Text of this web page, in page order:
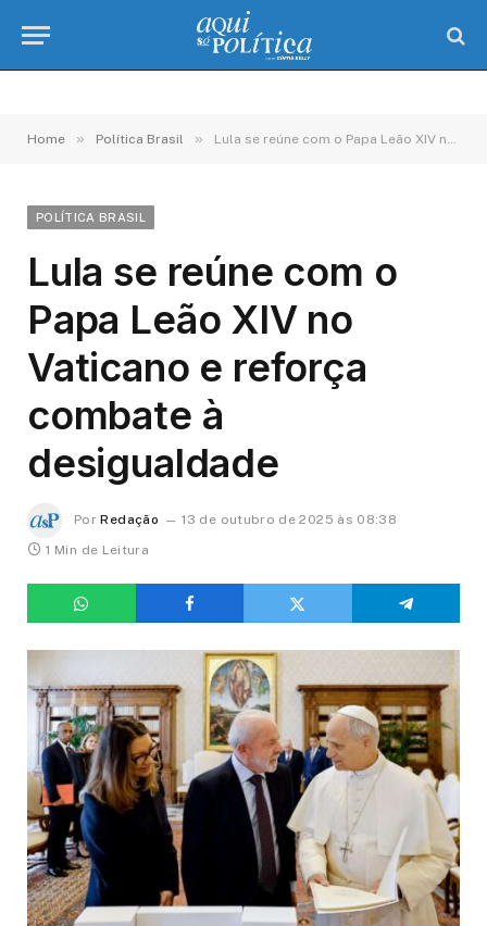
Home » Política Brasil » Lula se reúne com o Papa Leão XIV no Vaticano e reforça combate à desigualdade
POLÍTICA BRASIL
Lula se reúne com o
Papa Leão XIV no
Vaticano e reforça
combate à
desigualdade
Por Redação
13 de outubro de 2025 às 08:38
1 Min de Leitura